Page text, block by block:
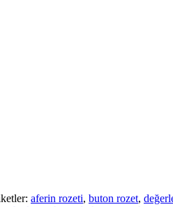
aferin rozeti, buton rozet,